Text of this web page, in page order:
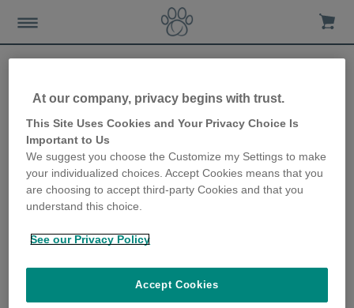
6 façons originales de
garder votre chien en
forme
At our company, privacy begins with trust.
This Site Uses Cookies and Your Privacy Choice Is
Important to Us
We suggest you choose the Customize my Settings to make
your individualized choices. Accept Cookies means that you
are choosing to accept third-party Cookies and that you
understand this choice.
See our Privacy Policy
Accept Cookies